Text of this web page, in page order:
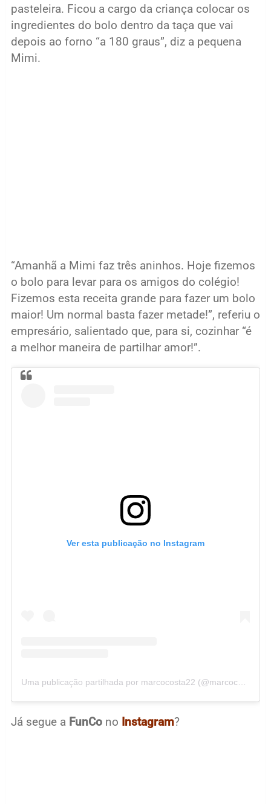
pasteleira. Ficou a cargo da criança colocar os
ingredientes do bolo dentro da taça que vai
depois ao forno “a 180 graus”, diz a pequena
Mimi.
“Amanhã a Mimi faz três aninhos. Hoje fizemos
o bolo para levar para os amigos do colégio!
Fizemos esta receita grande para fazer um bolo
maior! Um normal basta fazer metade!”, referiu o
empresário, salientado que, para si, cozinhar “é
a melhor maneira de partilhar amor!”.
Ver esta publicação no Instagram
Uma publicação partilhada por marcocosta22 (@marcocosta22)
Já segue a FunCono Instagram?